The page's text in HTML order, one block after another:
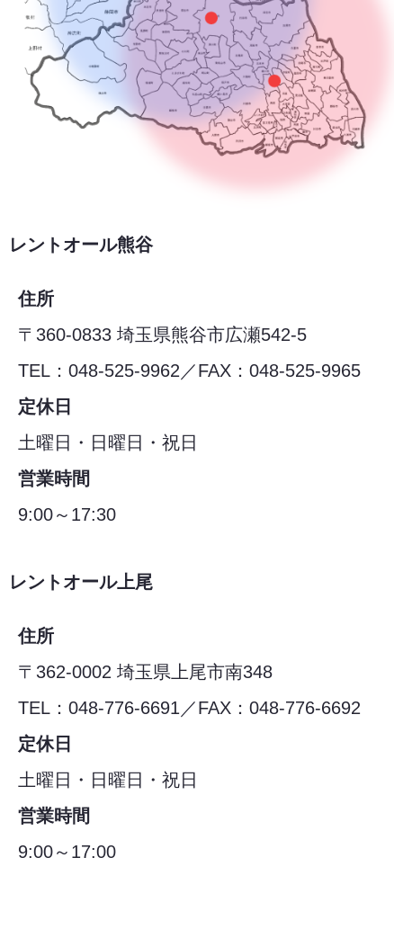
レントオール熊谷
住所
〒360-0833 埼玉県熊谷市広瀬542-5
TEL：048-525-9962／FAX：048-525-9965
定休日
土曜日・日曜日・祝日
営業時間
9:00～17:30
レントオール上尾
住所
〒362-0002 埼玉県上尾市南348
TEL：048-776-6691／FAX：048-776-6692
定休日
土曜日・日曜日・祝日
営業時間
9:00～17:00